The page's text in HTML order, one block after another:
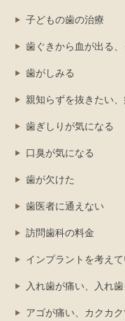
子どもの歯の治療
歯ぐきから血が出る
歯がしみる
親知らずを抜きたい
歯ぎしりが気になる
口臭が気になる
歯が欠けた
歯医者に通えない
訪問歯科の料金
インプラントを考えて
入れ歯が痛い、入れ
アゴが痛い、カクカク